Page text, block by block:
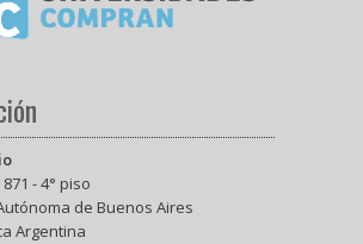
- 4° piso
de Buenos Aires
Argentina